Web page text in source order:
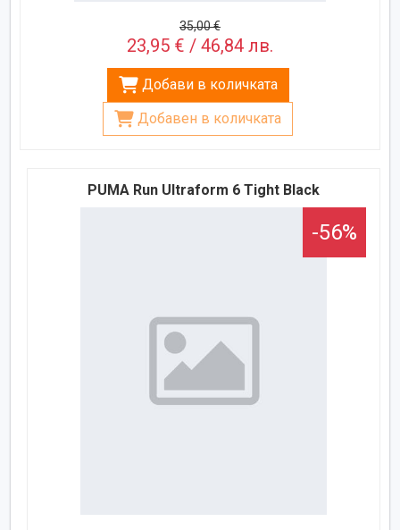
35,00 €
23,95 € / 46,84 лв.
Добави в количката
Добавен в количката
PUMA Run Ultraform 6 Tight Black
-56%